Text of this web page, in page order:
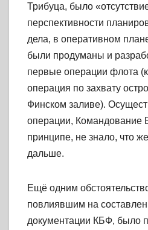
Трибуца, было
перспективности
дела, в оперативном
были продуманы и
первые операции флота
операция по захвату
Финском заливе).
операции, Командование
принципе, не знало, что
дальше.
Ещё одним
повлиявшим на
документации КБФ, было